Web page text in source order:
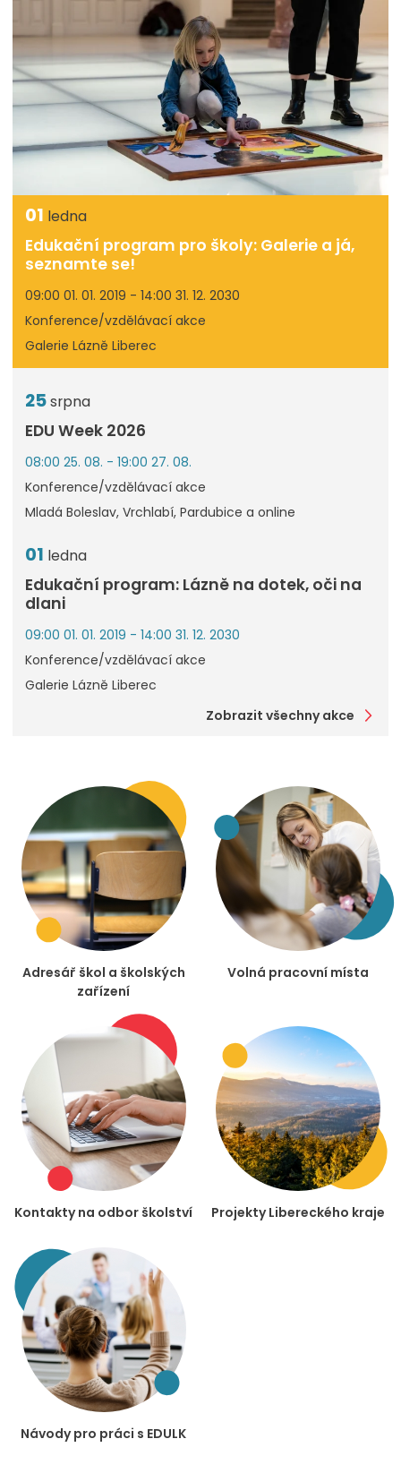
01 ledna
Edukační program pro školy: Galerie a já,
seznamte se!
09:00 01. 01. 2019 - 14:00 31. 12. 2030
Konference/vzdělávací akce
Galerie Lázně Liberec
25srpna
EDU Week 2026
08:00 25. 08. - 19:00 27. 08.
Konference/vzdělávací akce
Mladá Boleslav, Vrchlabí, Pardubice a online
01 ledna
Edukační program: Lázně na dotek, oči na
dlani
09:00 01. 01. 2019 - 14:00 31. 12. 2030
Konference/vzdělávací akce
Galerie Lázně Liberec
Zobrazit všechny akce
Adresář škol a školských
zařízení
Volná pracovní místa
Kontakty na odbor školství Projekty Libereckého kraje
Návody pro práci s EDULK